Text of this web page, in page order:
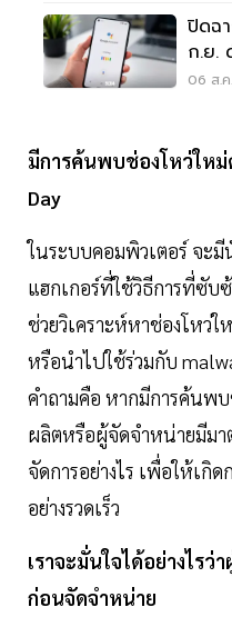
ปิดฉ
ก.ย.
06 ส.
มีการค้นพบช่องโหว่ใหม่
Day
ในระบบคอมพิวเตอร์ จะ
แฮกเกอร์ที่ใช้วิธีการที่ซับ
ช่วยวิเคราะห์หาช่องโหว่ใ
หรือนำไปใช้ร่วมกับ
คำถามคือ หากมีการค้นพ
ผลิตหรือผู้จัดจำหน่ายมีมา
จัดการอย่างไร เพื่อให้เกิ
อย่างรวดเร็ว
เราจะมั่นใจได้อย่างไรว่
ก่อนจัดจำหน่าย